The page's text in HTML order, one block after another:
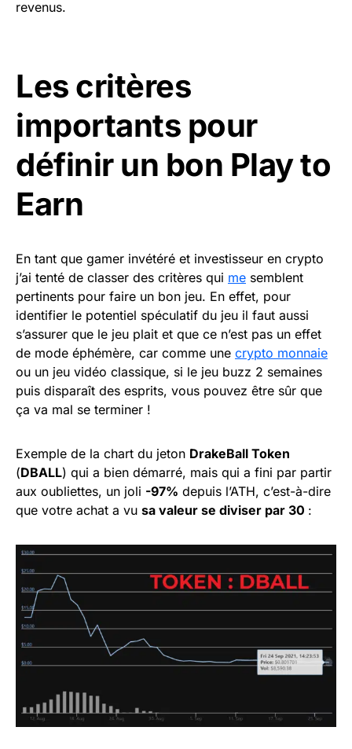
revenus.
Les critères
importants pour
définir un bon Play to
Earn
En tant que gamer invétéré et investisseur en crypto
j’ai tenté de classer des critères qui me semblent
pertinents pour faire un bon jeu. En effet, pour
identifier le potentiel spéculatif du jeu il faut aussi
s’assurer que le jeu plait et que ce n’est pas un effet
de mode éphémère, car comme une crypto monnaie
ou un jeu vidéo classique, si le jeu buzz 2 semaines
puis disparaît des esprits, vous pouvez être sûr que
ça va mal se terminer !
Exemple de la chart du jeton DrakeBall Token
(DBALL) qui a bien démarré, mais qui a fini par partir
aux oubliettes, un joli -97% depuis l’ATH, c’est-à-dire
que votre achat a vu sa valeur se diviser par 30 :